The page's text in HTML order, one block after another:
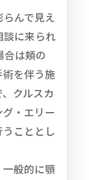
んで見え
談に来られ
合は頬の
を伴う施
クルスカ
・エリー
こととし
般的に顎